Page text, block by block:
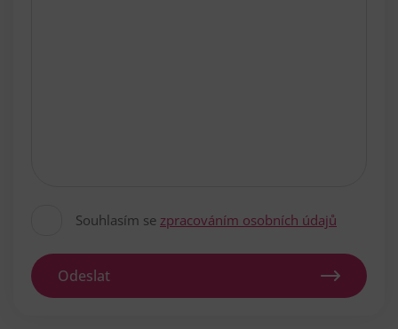
Souhlasím se zpracováním osobních údajů
Odeslat